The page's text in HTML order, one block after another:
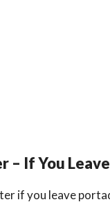
– If You Leave